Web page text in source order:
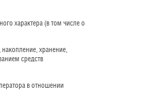
характера (в том числе о
хранение,
средств
в отношении